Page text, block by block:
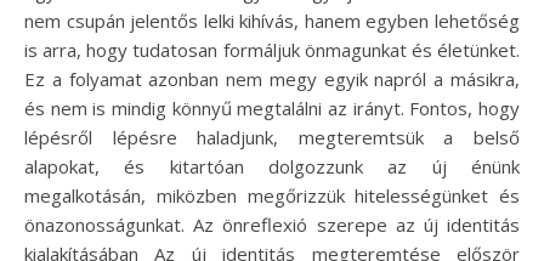
nem csupán jelentős lelki kihívás, hanem egyben lehetőség
is arra, hogy tudatosan formáljuk önmagunkat és életünket.
Ez a folyamat azonban nem megy egyik napról a másikra,
és nem is mindig könnyű megtalálni az irányt. Fontos, hogy
lépésről lépésre haladjunk, megteremtsük a belső
alapokat, és kitartóan dolgozzunk az új énünk
megalkotásán, miközben megőrizzük hitelességünket és
önazonosságunkat. Az önreflexió szerepe az új identitás
kialakításában Az új identitás megteremtése először